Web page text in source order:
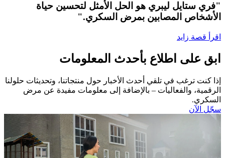
"فري ستايل ليبري هو الحل الأمثل لتحسين حياة
الأشخاص المصابين بمرض السكري."
اقرأ قصة زايد
ابق على اطلاع بأحدث المعلومات
إذا كنت ترغب في تلقي أحدث الأخبار حول منتجاتنا، وتحديثات حلولنا
الرقمية، والفعاليات – بالإضافة إلى معلومات مفيدة عن مرض
السكري.​
سجّل الآن​